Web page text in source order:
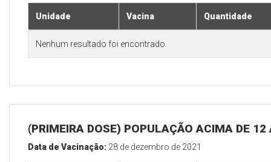
Unidade Vacina Quantidade
Nenhum resultado foi encontrado.
(PRIMEIRA DOSE) POPULAÇÃO ACIMA DE 12
Data de Vacinação: 28 de dezembro de 2021